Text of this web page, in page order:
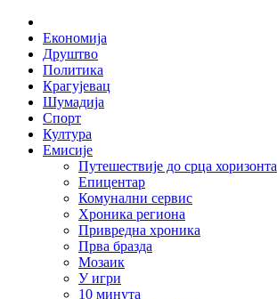
Skip
content
Економија
Друштво
Политика
Крагујевац
Шумадија
Спорт
Култура
Емисије
Путешествије до срца хоризонта
Епицентар
Комунални сервис
Хроника региона
Привредна хроника
Прва бразда
Мозаик
У игри
10 минута